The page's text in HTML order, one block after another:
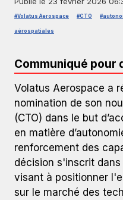
#Volatus Aerospace #CTO
aérospatiales
Communiqué pour
Volatus Aerospace a
nomination de son
(CTO) dans le but
en matière
renforcement des
décision s'inscrit
visant à positionner
sur le marché des